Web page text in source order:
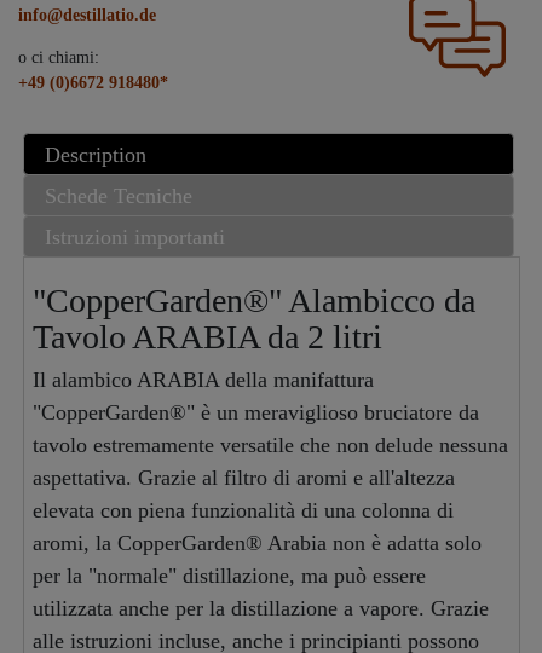
info@destillatio.de
o ci chiami:
+49 (0)6672 918480*
Description
Schede Tecniche
Istruzioni importanti
"CopperGarden®" Alambicco da
Tavolo ARABIA da 2 litri
Il alambico ARABIA della manifattura
"CopperGarden®" è un meraviglioso bruciatore da
tavolo estremamente versatile che non delude nessuna
aspettativa. Grazie al filtro di aromi e all'altezza
elevata con piena funzionalità di una colonna di
aromi, la CopperGarden® Arabia non è adatta solo
per la "normale" distillazione, ma può essere
utilizzata anche per la distillazione a vapore. Grazie
alle istruzioni incluse, anche i principianti possono